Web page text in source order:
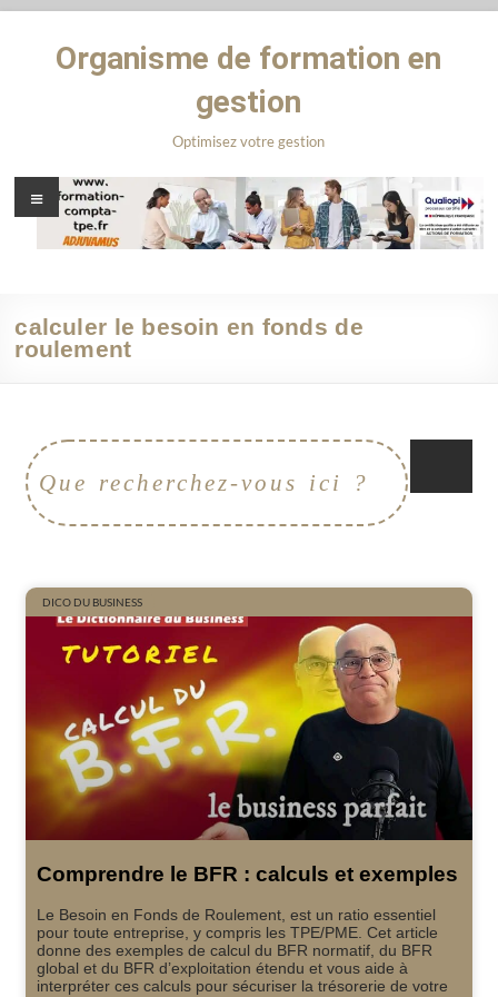
Organisme de formation en
gestion
Optimisez votre gestion
calculer le besoin en fonds de
roulement
DICO DU BUSINESS
Comprendre le BFR : calculs et exemples
Le Besoin en Fonds de Roulement, est un ratio essentiel
pour toute entreprise, y compris les TPE/PME. Cet article
donne des exemples de calcul du BFR normatif, du BFR
global et du BFR d’exploitation étendu et vous aide à
interpréter ces calculs pour sécuriser la trésorerie de votre